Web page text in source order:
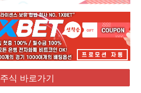
주식 바로가기